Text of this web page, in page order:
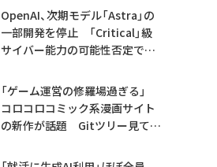
OpenAI、次期モデル「Astra」の
一部開発を停止 「Critical」級
サイバー能力の可能性否定でき
「ゲーム運営の修羅場過ぎる」
コロコロコミック系漫画サイト
の新作が話題 Gitツリー見てガ